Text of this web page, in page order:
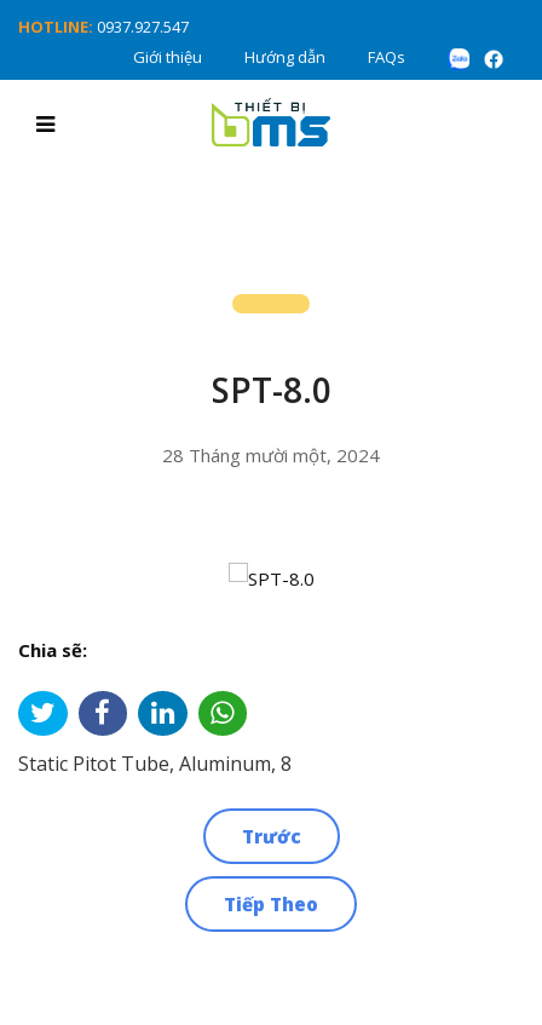
HOTLINE: 0937.927.547
Giới thiệu
Hướng dẫn FAQs
SPT-8.0
28 Tháng mười một, 2024
Chia sẽ:
Static Pitot Tube, Aluminum, 8
Trước
Tiếp Theo